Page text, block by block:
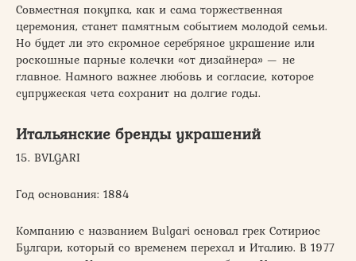
Совместная покупка, как и сама торжественная
церемония, станет памятным событием молодой семьи.
Но будет ли это скромное серебряное украшение или
роскошные парные колечки «от дизайнера» — не
главное. Намного важнее любовь и согласие, которое
супружеская чета сохранит на долгие годы.
Итальянские бренды украшений
15. BVLGARI
Год основания: 1884
Компанию с названием Bulgari основал грек Сотириос
Булгари, который со временем перехал и Италию. В 1977